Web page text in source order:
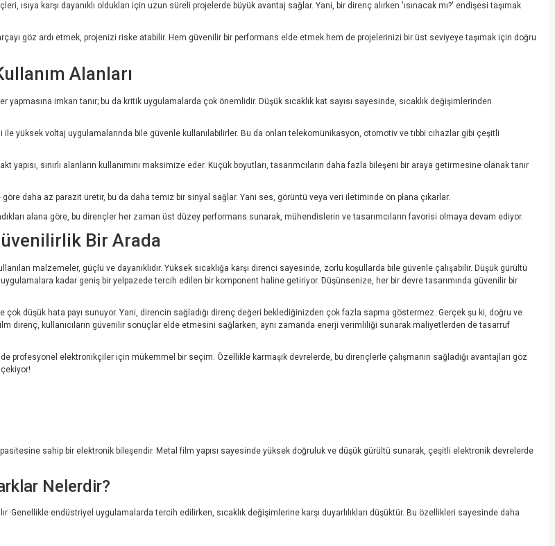
ısıya karşı dayanıklı oldukları için uzun süreli projelerde büyük avantaj sağlar. Yani, bir direnç alırken 'ısınacak mı?' endişesi taşımak
göz ardı etmek, projenizi riske atabilir. Hem güvenilir bir performans elde etmek hem de projelerinizi bir üst seviyeye taşımak için doğru
Alanları
imkan tanır; bu da kritik uygulamalarda çok önemlidir. Düşük sıcaklık kat sayısı sayesinde, sıcaklık değişimlerinden
yüksek voltaj uygulamalarında bile güvenle kullanılabilirler. Bu da onları telekomünikasyon, otomotiv ve tıbbi cihazlar gibi çeşitli
sınırlı alanların kullanımını maksimize eder. Küçük boyutları, tasarımcıların daha fazla bileşeni bir araya getirmesine olanak tanır
daha az parazit üretir, bu da daha temiz bir sinyal sağlar. Yani ses, görüntü veya veri iletiminde ön plana çıkarlar.
alana göre, bu dirençler her zaman üst düzey performans sunarak, mühendislerin ve tasarımcıların favorisi olmaya devam ediyor.
Bir Arada
malzemeler, güçlü ve dayanıklıdır. Yüksek sıcaklığa karşı direnci sayesinde, zorlu koşullarda bile güvenle çalışabilir. Düşük gürültü
kadar geniş bir yelpazede tercih edilen bir komponent haline getiriyor. Düşünsenize, her bir devre tasarımında güvenilir bir
düşük hata payı sunuyor. Yani, direncin sağladığı direnç değeri beklediğinizden çok fazla sapma göstermez. Gerçek şu ki, doğru ve
direnç, kullanıcıların güvenilir sonuçlar elde etmesini sağlarken, aynı zamanda enerji verimliliği sunarak maliyetlerden de tasarruf
profesyonel elektronikçiler için mükemmel bir seçim. Özellikle karmaşık devrelerde, bu dirençlerle çalışmanın sağladığı avantajları göz
sahip bir elektronik bileşendir. Metal film yapısı sayesinde yüksek doğruluk ve düşük gürültü sunarak, çeşitli elektronik devrelerde
Nelerdir?
endüstriyel uygulamalarda tercih edilirken, sıcaklık değişimlerine karşı duyarlılıkları düşüktür. Bu özellikleri sayesinde daha